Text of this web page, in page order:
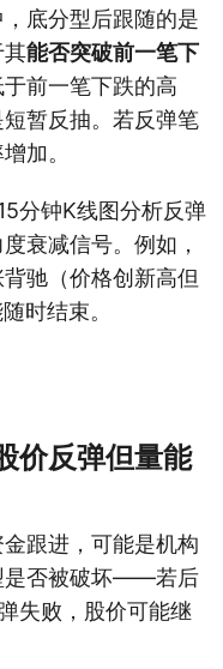
底分型后跟随的是
其能否突破前一笔下
前一笔下跌的高
暂反抽。若反弹笔
加。
分钟K线图分析反弹
衰减信号。例如，
驰（价格创新高但
时结束。
价反弹但量能
跟进，可能是机构
是否被破坏——若后
失败，股价可能继